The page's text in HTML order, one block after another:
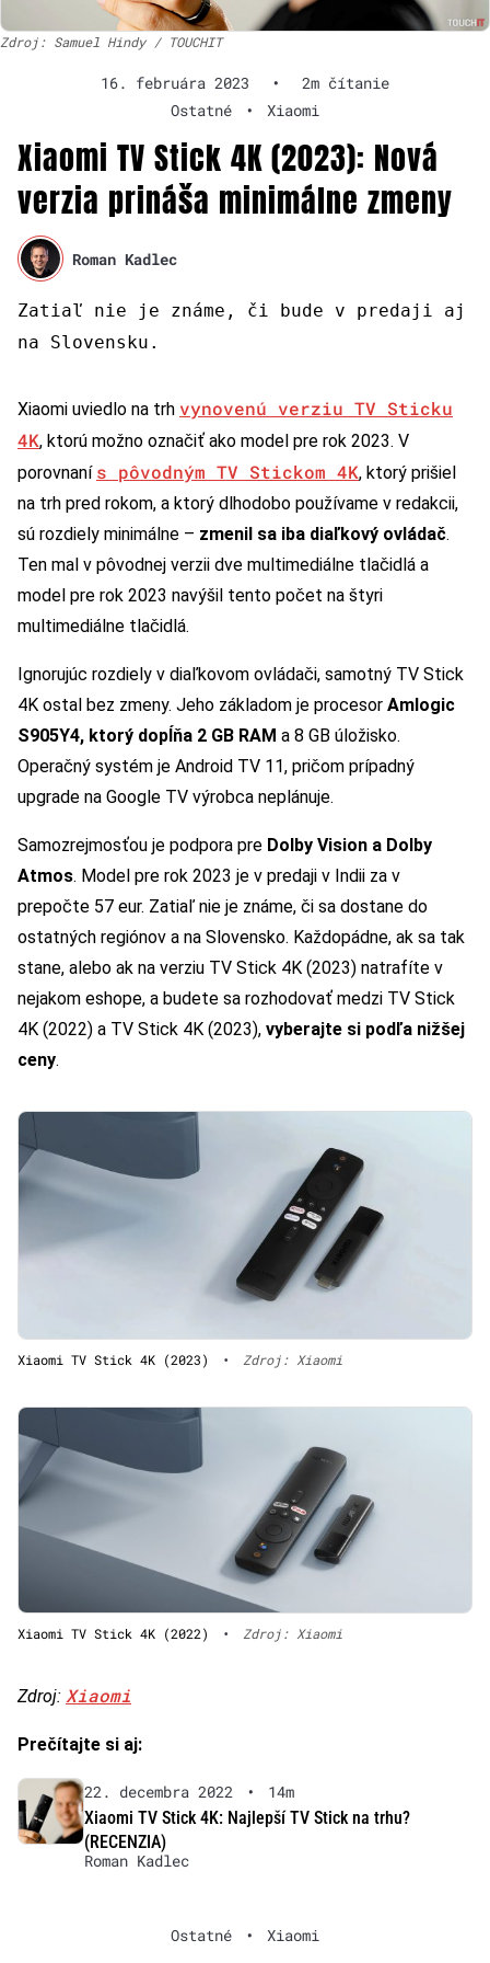
Zdroj: Samuel Hindy / TOUCHIT
16. februára 2023 •
2m čítanie
Ostatné
• Xiaomi
Xiaomi TV Stick 4K (2023): Nová
verzia prináša minimálne zmeny
Roman Kadlec
Zatiaľ nie je známe, či bude v predaji aj
na Slovensku.
Xiaomi uviedlo na trh vynovenú verziu TV Sticku
4K, ktorú možno označiť ako model pre rok 2023. V
porovnaní s pôvodným TV Stickom 4K, ktorý prišiel
na trh pred rokom, a ktorý dlhodobo používame v redakcii,
sú rozdiely minimálne – zmenil sa iba diaľkový ovládač.
Ten mal v pôvodnej verzii dve multimediálne tlačidlá a
model pre rok 2023 navýšil tento počet na štyri
multimediálne tlačidlá.
Ignorujúc rozdiely v diaľkovom ovládači, samotný TV Stick
4K ostal bez zmeny. Jeho základom je procesor Amlogic
S905Y4, ktorý dopĺňa 2 GB RAM a 8 GB úložisko.
Operačný systém je Android TV 11, pričom prípadný
upgrade na Google TV výrobca neplánuje.
Samozrejmosťou je podpora pre Dolby Vision a Dolby
Atmos. Model pre rok 2023 je v predaji v Indii za v
prepočte 57 eur. Zatiaľ nie je známe, či sa dostane do
ostatných regiónov a na Slovensko. Každopádne, ak sa tak
stane, alebo ak na verziu TV Stick 4K (2023) natrafíte v
nejakom eshope, a budete sa rozhodovať medzi TV Stick
4K (2022) a TV Stick 4K (2023), vyberajte si podľa nižšej
ceny.
Xiaomi TV Stick 4K (2023) • Zdroj: Xiaomi
Xiaomi TV Stick 4K (2022) • Zdroj: Xiaomi
Zdroj: Xiaomi
Prečítajte si aj:
22. decembra 2022 •
14m
Xiaomi TV Stick 4K: Najlepší TV Stick na trhu?
(RECENZIA)
Roman Kadlec
Ostatné • Xiaomi